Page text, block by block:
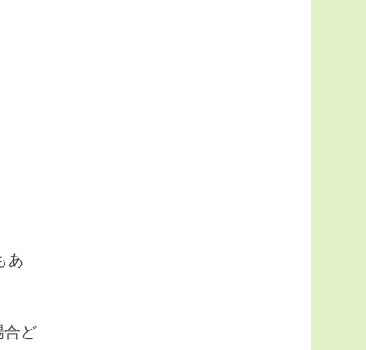
あ
合ど